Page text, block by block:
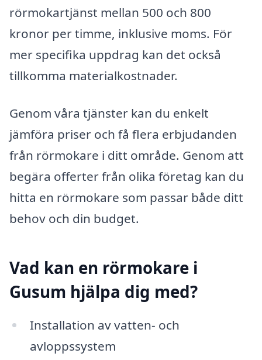
rörmokartjänst mellan 500 och 800
kronor per timme, inklusive moms. För
mer specifika uppdrag kan det också
tillkomma materialkostnader.
Genom våra tjänster kan du enkelt
jämföra priser och få flera erbjudanden
från rörmokare i ditt område. Genom att
begära offerter från olika företag kan du
hitta en rörmokare som passar både ditt
behov och din budget.
Vad kan en rörmokare i
Gusum hjälpa dig med?
Installation av vatten- och
avloppssystem